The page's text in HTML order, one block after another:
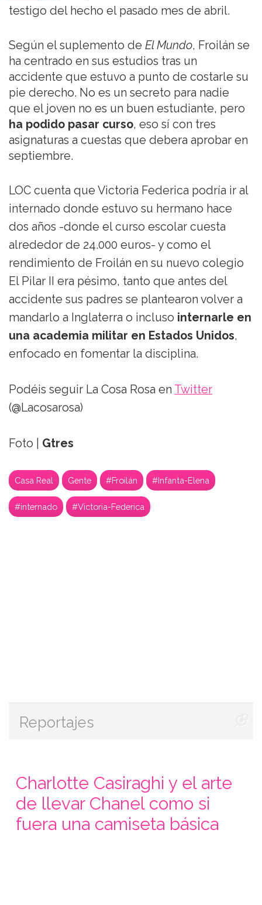
testigo del hecho el pasado mes de abril.
Según el suplemento de El Mundo, Froilán se
ha centrado en sus estudios tras un
accidente que estuvo a punto de costarle su
pie derecho. No es un secreto para nadie
que el joven no es un buen estudiante, pero
ha podido pasar curso, eso sí con tres
asignaturas a cuestas que debera aprobar en
septiembre.
LOC cuenta que Victoria Federica podría ir al
internado donde estuvo su hermano hace
dos años -donde el curso escolar cuesta
alrededor de 24.000 euros- y como el
rendimiento de Froilán en su nuevo colegio
El Pilar II era pésimo, tanto que antes del
accidente sus padres se plantearon volver a
mandarlo a Inglaterra o incluso internarle en
una academia militar en Estados Unidos,
enfocado en fomentar la disciplina.
Podéis seguir La Cosa Rosa en Twitter
(@Lacosarosa)
Foto | Gtres
Casa Real Gente #Froilán #Infanta-Elena
#internado #Victoria-Federica
Reportajes
Charlotte Casiraghi y el arte
de llevar Chanel como si
fuera una camiseta básica